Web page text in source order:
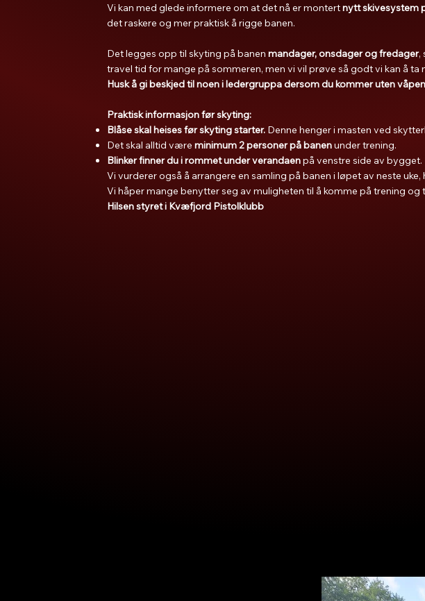
Vi kan med glede informere om at det nå er montertnytt skivesystem
det raskere og mer praktisk å rigge banen.
Det legges opp til skyting på banen mandager, onsdager og fredager,
travel tid for mange på sommeren, men vi vil prøve så godt vi kan å
Husk å gi beskjed til noen i ledergruppa dersom du kommer uten
Praktisk informasjon før skyting:
Blåse skal heises før skyting starter.Denne henger i masten ved
Det skal alltid være minimum 2 personer på banenunder trening.
Blinker finner du i rommet under verandaenpå venstre side av bygget.
Vi vurderer også å arrangere en samling på banen i løpet av neste
Vi håper mange benytter seg av muligheten til å komme på trening og
Hilsen styret i Kvæfjord Pistolklubb